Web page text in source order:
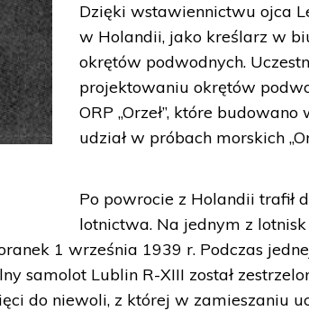
Dzięki wstawiennictwu ojca
w Holandii, jako kreślarz w
okrętów podwodnych.
projektowaniu okrętów
ORP „Orzeł”, które
udział w próbach morskich
Po powrocie z Holandii trafił
lotnictwa. Na jednym z
1 września 1939 r. Podczas
samolot Lublin R-XIII został
do niewoli, z której w zamieszaniu